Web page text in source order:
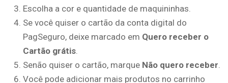
Escolha a cor e quantidade de maquininhas.
Se você quiser o cartão da conta digital do
PagSeguro, deixe marcado em Quero receber o
Cartão grátis
Senão quiser o cartão, marque Não quero receber
Você pode adicionar mais produtos no carrinho